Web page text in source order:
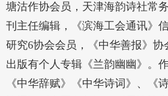
塘沽作协会员，天津海韵诗社常
刊主任编辑，《滨海工会通讯》
研究6协会会员，《中华善报》协
出版有个人专辑《兰韵幽幽》。
《中华辞赋》《中华诗词》、《